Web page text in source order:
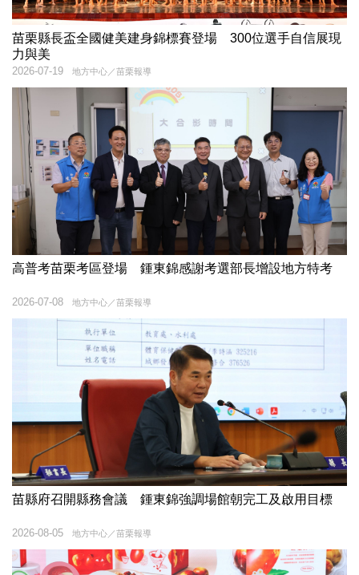
苗栗縣長盃全國健美建身錦標賽登場 300位選手自信展現
力與美
地方中心／苗栗報導
2026-07-19
高普考苗栗考區登場 鍾東錦感謝考選部長增設地方特考
地方中心／苗栗報導
2026-07-08
苗縣府召開縣務會議 鍾東錦強調場館朝完工及啟用目標
地方中心／苗栗報導
2026-08-05